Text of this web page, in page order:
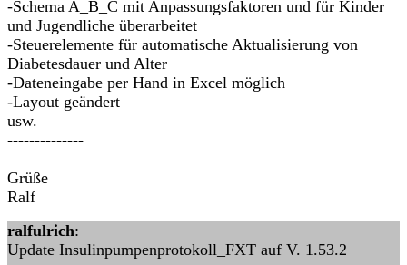
-Schema A_B_C mit Anpassungsfaktoren und für Kinder
und Jugendliche überarbeitet
-Steuerelemente für automatische Aktualisierung von
Diabetesdauer und Alter
-Dateneingabe per Hand in Excel möglich
-Layout geändert
usw.
--------------
Grüße
Ralf
ralfulrich:
Update Insulinpumpenprotokoll_FXT auf V. 1.53.2